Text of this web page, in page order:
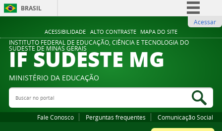
ACESSIBILIDADE ALTO CONTRASTE MAPA DO SITE
BRASIL
Comunica BR
Participe
Legislação
Acessar
INSTITUTO FEDERAL DE EDUCAÇÃO, CIÊNCIA E TECNOLOGIA DO
SUDESTE DE MINAS GERAIS
IF SUDESTE MG
MINISTÉRIO DA EDUCAÇÃO
Buscar no portal
Fale Conosco Perguntas frequentes Comunicação Social